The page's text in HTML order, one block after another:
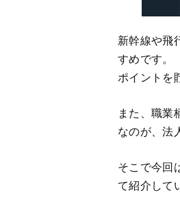
新幹線や飛
すめです。
ポイントを
また、職業
なのが、法
そこで今回
て紹介して